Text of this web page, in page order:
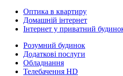
Оптика в квартиру
Домашній інтернет
Інтернет у приватний
Розумний будинок
Додаткові послуги
Обладнання
Телебачення HD